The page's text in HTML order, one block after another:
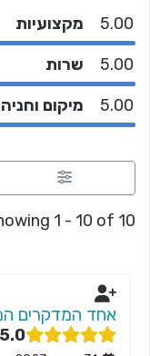
מקצועיות
5.00
שרות
5.00
מיקום וחניה
5.00
1 - 10 of 10
אחד המדקרים
5.0